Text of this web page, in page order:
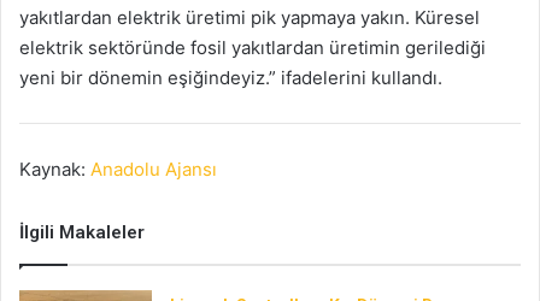
yakıtlardan elektrik üretimi pik yapmaya yakın. Küresel
elektrik sektöründe fosil yakıtlardan üretimin gerilediği
yeni bir dönemin eşiğindeyiz.” ifadelerini kullandı.
Kaynak: Anadolu Ajansı
İlgili Makaleler